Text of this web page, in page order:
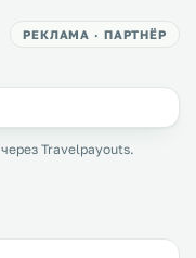
РЕКЛАМА · ПАРТНЁР
Travelpayouts.